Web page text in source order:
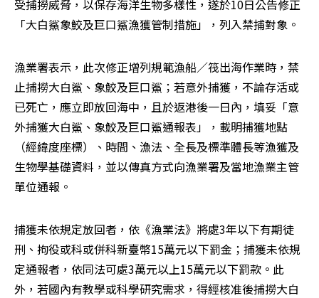
受捕撈威脅，以保存海洋生物多樣性，遂於10日公告修正
「大白鯊象鮫及巨口鯊漁獲管制措施」，列入禁捕對象。
漁業署表示，此次修正增列規範漁船／筏出海作業時，禁
止捕撈大白鯊、象鮫及巨口鯊；若意外捕獲，不論存活或
已死亡，應立即放回海中，且於返港後一日內，填妥「意
外捕獲大白鯊、象鮫及巨口鯊通報表」，載明捕獲地點
（經緯度座標）、時間、漁法、全長及標準體長等漁獲及
生物學基礎資料，並以傳真方式向漁業署及當地漁業主管
單位通報。
捕獲未依規定放回者，依《漁業法》將處3年以下有期徒
刑、拘役或科或併科新臺幣15萬元以下罰金；捕獲未依規
定通報者，依同法可處3萬元以上15萬元以下罰款。此
外，若國內有教學或科學研究需求，得經核准後捕撈大白